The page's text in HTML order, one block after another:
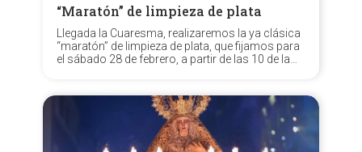
“Maratón” de limpieza de plata
Llegada la Cuaresma, realizaremos la ya clásica
“maratón” de limpieza de plata, que fijamos para
el sábado 28 de febrero, a partir de las 10 de la